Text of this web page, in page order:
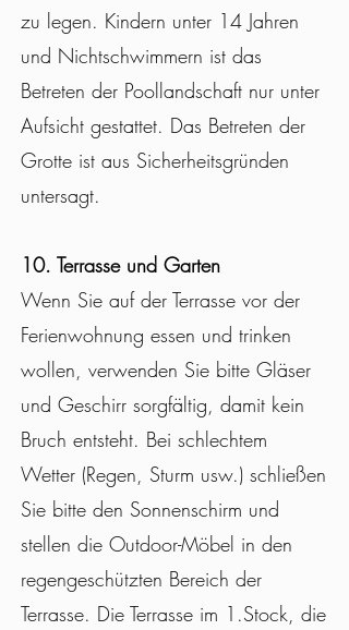
zu legen. Kindern unter 14 Jahren
und Nichtschwimmern ist das
Betreten der Poollandschaft nur unter
Aufsicht gestattet. Das Betreten der
Grotte ist aus Sicherheitsgründen
untersagt.
10. Terrasse und Garten
Wenn Sie auf der Terrasse vor der
Ferienwohnung essen und trinken
wollen, verwenden Sie bitte Gläser
und Geschirr sorgfältig, damit kein
Bruch entsteht. Bei schlechtem
Wetter (Regen, Sturm usw.) schließen
Sie bitte den Sonnenschirm und
stellen die Outdoor-Möbel in den
regengeschützten Bereich der
Terrasse. Die Terrasse im 1.Stock, die